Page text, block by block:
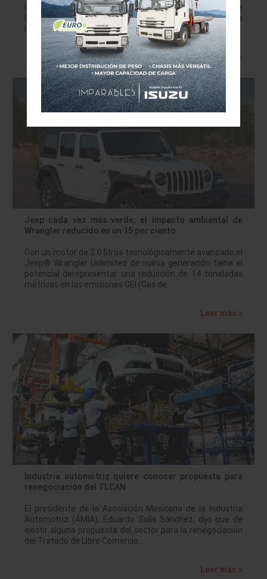
Canadá están a la espera de la respuesta del gobierno de
Donald Trump sobre el documento que entregaron para
la renegociación del…
Leer más »
Jeep cada vez más verde; el impacto ambiental de
Wrangler reducido en un 15 por ciento
Con un motor de 2.0 litros tecnológicamente avanzado,el
Jeep® Wrangler Unlimited de nueva generación tiene el
potencial derepresentar una reducción de 14 toneladas
métricas en las emisiones GEI (Gas de…
Leer más »
Industria automotriz quiere conocer propuesta para
renegociación del TLCAN
El presidente de la Asociación Mexicana de la Industria
Automotriz (AMIA), Eduardo Solís Sánchez, dijo que de
existir alguna propuesta del sector para la renegociación
del Tratado de Libre Comercio…
Leer más »